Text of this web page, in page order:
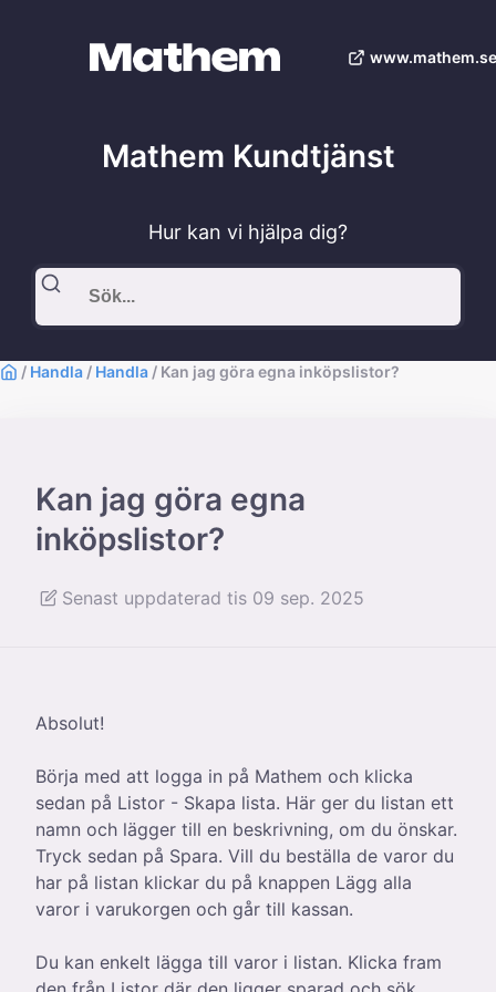
Mathem Kundtjänst
Hur kan vi hjälpa dig?
/ Handla / Handla / Kan jag göra egna inköpslistor?
Kan jag göra egna
inköpslistor?
Senast uppdaterad tis 09 sep. 2025
Absolut!
Börja med att logga in på Mathem och klicka
sedan på Listor - Skapa lista. Här ger du listan ett
namn och lägger till en beskrivning, om du önskar.
Tryck sedan på Spara. Vill du beställa de varor du
har på listan klickar du på knappen Lägg alla
varor i varukorgen och går till kassan.
Du kan enkelt lägga till varor i listan. Klicka fram